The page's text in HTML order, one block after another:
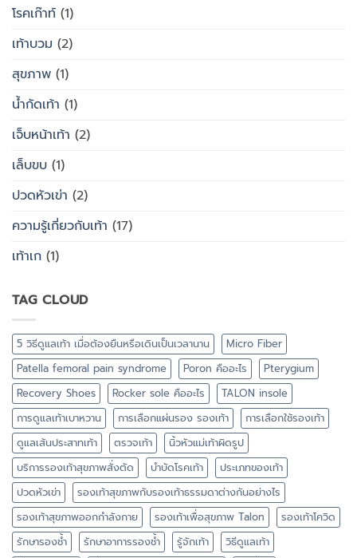
โรคเก๊าท์ (1)
เท้าบวม (2)
สุขภาพ (1)
น้ำกัดเท้า (1)
เจ็บหน้าเท้า (2)
เล็บขบ (1)
ปวดหัวเข่า (2)
ความรู้เกี่ยวกับเท้า (17)
เท้าเก (1)
TAG CLOUD
5 วิธีดูแลเท้า เมื่อต้องยืนหรือเดินเป็นเวลานาน
Micro Fiber
Patella femoral pain syndrome
Poron คืออะไร
Pterygium
Recovery Shoes
Rocker sole คืออะไร
TALON insole
การดูแลเท้าเบาหวาน
การเลือกแผ่นรอง รองเท้า
การเลือกใช้รองเท้า
ดูแลเส้นประสาทเท้า
ตรวจเท้า
นิ้วหัวแม่เท้าผิดรูป
บริการรองเท้าสุขภาพสั่งตัด
บำบัดโรคเท้า
ประเภทของเท้า
ปวดหัวเข่า
รองเท้าสุขภาพกับรองเท้าธรรมดาต่างกันอย่างไร
รองเท้าสุขภาพออกกำลังกาย
รองเท้าเพื่อสุขภาพ Talon
รองเท้าโควิด
รักษารองช้ำ
รักษาอาการรองช้ำ รู้จักเท้า
วิธีดูแลเท้า